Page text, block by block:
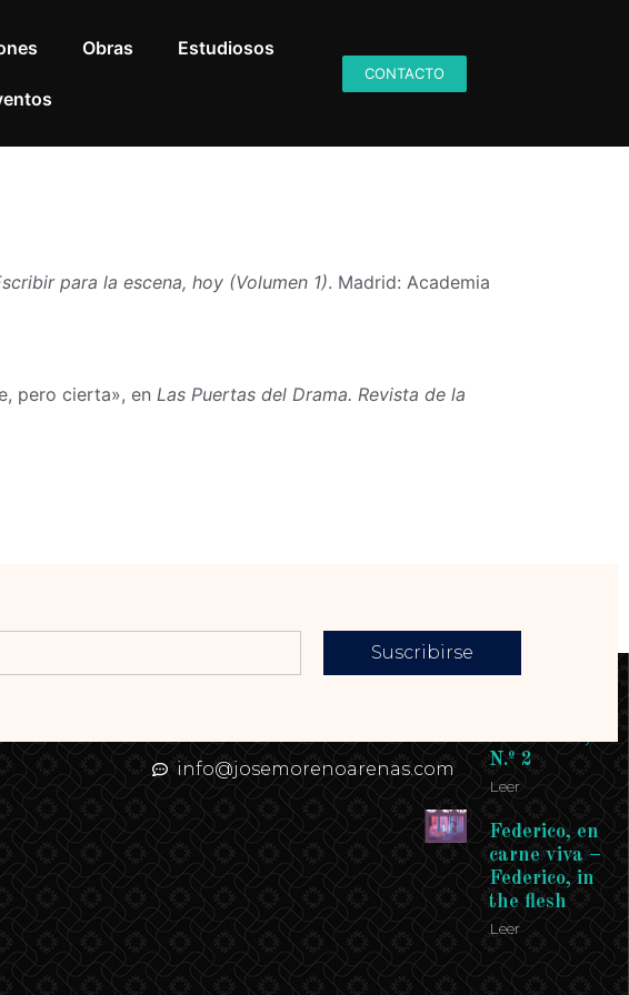
Obras Estudiosos
CONTACTO
para la escena, hoy (Volumen 1). Madrid: Academia
pero cierta», en Las Puertas del Drama. Revista de la
Suscribirse
Contacto
info@josemorenoarenas.com
Enlaces
N.º 2
Leer
Federico, en
carne viva –
Federico, in
the flesh
Leer